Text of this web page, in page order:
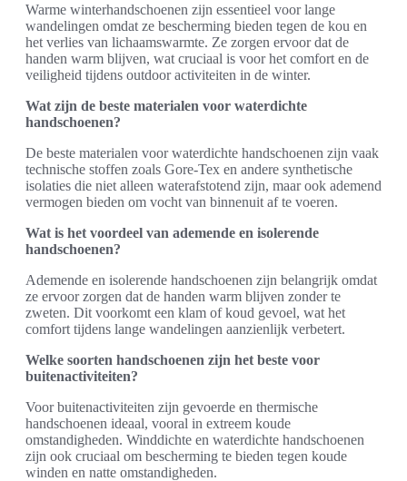
Warme winterhandschoenen zijn essentieel voor lange
wandelingen omdat ze bescherming bieden tegen de kou en
het verlies van lichaamswarmte. Ze zorgen ervoor dat de
handen warm blijven, wat cruciaal is voor het comfort en de
veiligheid tijdens outdoor activiteiten in de winter.
Wat zijn de beste materialen voor waterdichte
handschoenen?
De beste materialen voor waterdichte handschoenen zijn vaak
technische stoffen zoals Gore-Tex en andere synthetische
isolaties die niet alleen waterafstotend zijn, maar ook ademend
vermogen bieden om vocht van binnenuit af te voeren.
Wat is het voordeel van ademende en isolerende
handschoenen?
Ademende en isolerende handschoenen zijn belangrijk omdat
ze ervoor zorgen dat de handen warm blijven zonder te
zweten. Dit voorkomt een klam of koud gevoel, wat het
comfort tijdens lange wandelingen aanzienlijk verbetert.
Welke soorten handschoenen zijn het beste voor
buitenactiviteiten?
Voor buitenactiviteiten zijn gevoerde en thermische
handschoenen ideaal, vooral in extreem koude
omstandigheden. Winddichte en waterdichte handschoenen
zijn ook cruciaal om bescherming te bieden tegen koude
winden en natte omstandigheden.